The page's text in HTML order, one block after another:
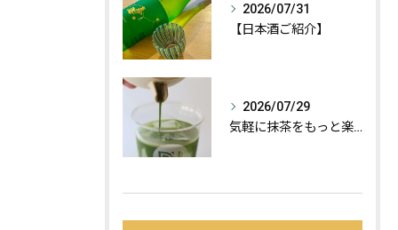
2026/07/31
【日本酒ご紹介】
2026/07/29
気軽に抹茶をもっと楽しむ、おすすめの飲み方の紹介: